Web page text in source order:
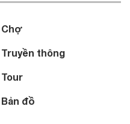
Chợ
Truyền thông
Tour
Bản đồ